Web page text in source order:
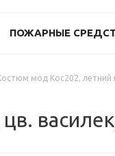
ПОЖАРНЫЕ
мод Кос202, летний